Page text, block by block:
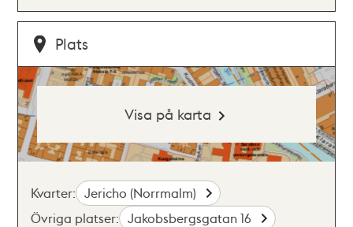
Plats
Visa på karta
Kvarter: Jericho (Norrmalm)
Övriga platser: Jakobsbergsgatan 16